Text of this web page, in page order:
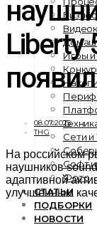
Игры и
Сети и
Софт и
Фото
СТАТЬИ
ПОДБОРКИ
НОВОСТИ
Liberty
08.07.2025
THG
На российском
наушников
адаптивной
улучшенным